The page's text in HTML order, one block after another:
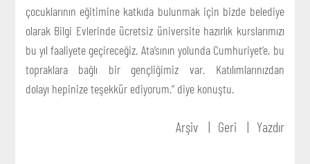
çocuklarının eğitimine katkıda bulunmak için bizde belediye
olarak Bilgi Evlerinde ücretsiz üniversite hazırlık kurslarımızı
bu yıl faaliyete geçireceğiz. Ata’sının yolunda Cumhuriyet’e, bu
topraklara bağlı bir gençliğimiz var. Katılımlarınızdan
dolayı hepinize teşekkür ediyorum.” diye konuştu.
Arşiv Geri Yazdır